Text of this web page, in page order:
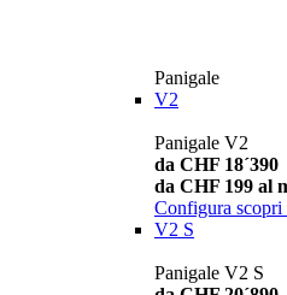
Panigale
V2
Panigale V2
da CHF 18´390
da CHF 199 al
Configura scopri
V2 S
Panigale V2 S